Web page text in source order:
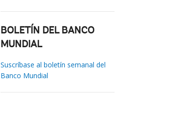
BOLETÍN DEL BANCO
MUNDIAL
Suscríbase al boletín semanal del
Banco Mundial